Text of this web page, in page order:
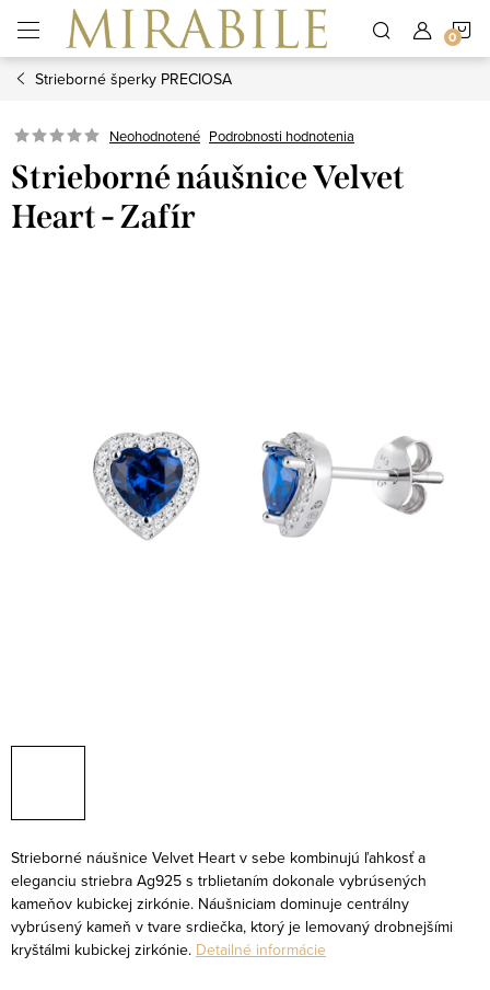
obsah
Strieborné šperky PRECIOSA
Neohodnotené Podrobnosti hodnotenia
Strieborné náušnice Velvet
Heart - Zafír
Strieborné náušnice Velvet Heart v sebe kombinujú ľahkosť a
eleganciu striebra Ag925 s trblietaním dokonale vybrúsených
kameňov kubickej zirkónie. Náušniciam dominuje centrálny
vybrúsený kameň v tvare srdiečka, ktorý je lemovaný drobnejšími
kryštálmi kubickej zirkónie. Detailné informácie